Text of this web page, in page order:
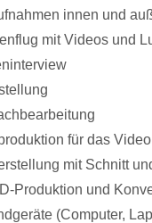
innen und
mit Videos und
für das Video
mit Schnitt
Produktion und
(Computer,